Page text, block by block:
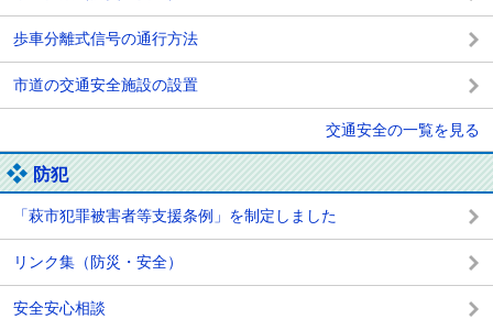
歩車分離式信号の通行方法
市道の交通安全施設の設置
交通安全の一覧を見る
防犯
「萩市犯罪被害者等支援条例」を制定しました
リンク集（防災・安全）
安全安心相談